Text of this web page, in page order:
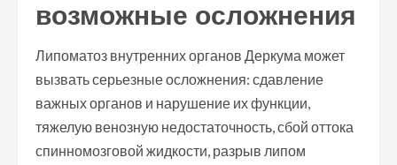
возможные осложнения
Липоматоз внутренних органов Деркума может
вызвать серьезные осложнения: сдавление
важных органов и нарушение их функции,
тяжелую венозную недостаточность, сбой оттока
спинномозговой жидкости, разрыв липом